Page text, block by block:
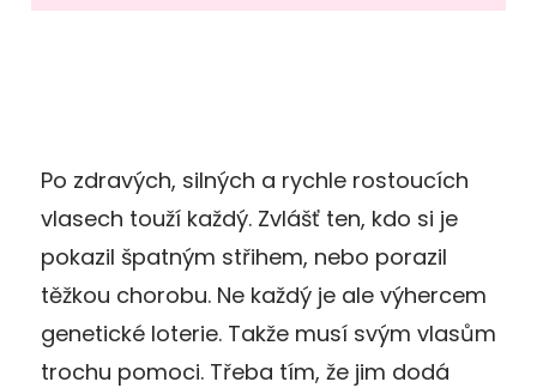
Po zdravých, silných a rychle rostoucích
vlasech touží každý. Zvlášť ten, kdo si je
pokazil špatným střihem, nebo porazil
těžkou chorobu. Ne každý je ale výhercem
genetické loterie. Takže musí svým vlasům
trochu pomoci. Třeba tím, že jim dodá